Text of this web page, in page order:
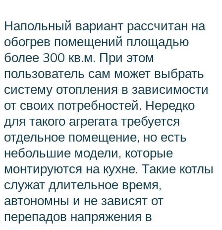
Напольный вариант рассчитан на
обогрев помещений площадью
более 300 кв.м. При этом
пользователь сам может выбрать
систему отопления в зависимости
от своих потребностей. Нередко
для такого агрегата требуется
отдельное помещение, но есть
небольшие модели, которые
монтируются на кухне. Такие котлы
служат длительное время,
автономны и не зависят от
перепадов напряжения в